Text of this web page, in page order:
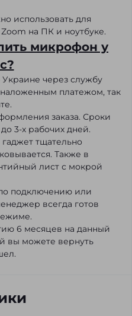
использовать для
на ПК и ноутбуке.
микрофон у
через службу
платежом, так
заказа. Сроки
3-х рабочих дней.
тщательно
Также в
лист с мокрой
подключению или
всегда готов
6 месяцев на данный
вы можете вернуть